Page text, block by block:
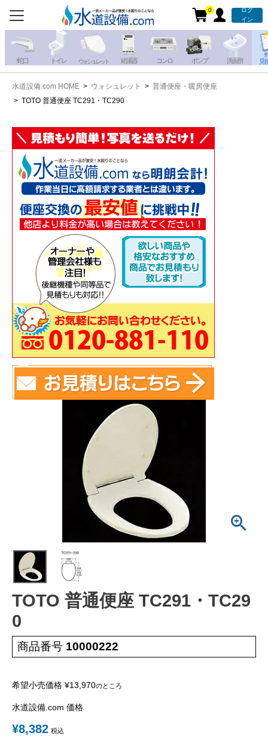
0
ログ
イン
蛇 口 トイレ ウォシュレット 給湯器 コンロ ポンプ 洗面所
見
お電話での注文・お見積も
承っております!!
携帯電話から
写真を送る
iPhone・iPadから
トイレ
ウォシュレッ
給湯器 コンロ
ポンプ 洗面台
蛇口（水栓）の交換はこちら
トイレ（便器）の交換はこちら
ウォシュレットなどの交換はこちら
給湯器の交換はこちら
ガスコンロの交換はこちら
工事エリア
トイレ見積もりフォーム
給湯器見積もりフォーム
DTY
取り付けの手順
水道設備.com HOME ウォシュレット
普通便座・暖房便座
TOTO 普通便座 TC291・TC290
TOTO 普通便座 TC291・TC29
0
商品番号 10000222
希望小売価格 ¥13,970のところ
水道設備.com 価格
¥8,382 税込